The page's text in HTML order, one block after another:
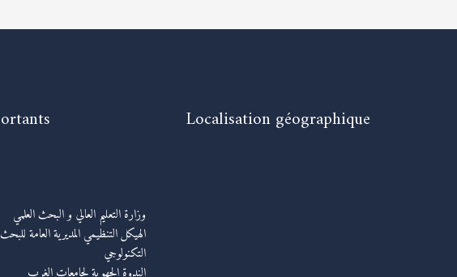
وزارة التعليم العالي و البحث العلمي
الهيكل التنظيمي المديرية العامة
التكنولوجي
Localisation géographique